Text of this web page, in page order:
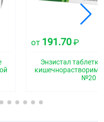
покрытые оболочкой
ванили.
группа
средство
от 191.70 ₽
Энзистал
№20